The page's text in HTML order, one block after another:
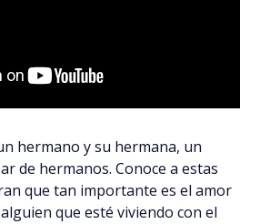
hermano y su hermana, un
de hermanos. Conoce a estas
que tan importante es el amor
que esté viviendo con el